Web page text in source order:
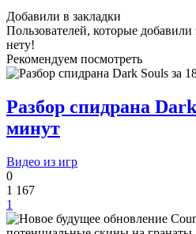
Добавили в закладки
Пользователей, которые добавили
нету!
Рекомендуем посмотреть
Разбор спидрана
минут
Видео из игр
0
1 167
1